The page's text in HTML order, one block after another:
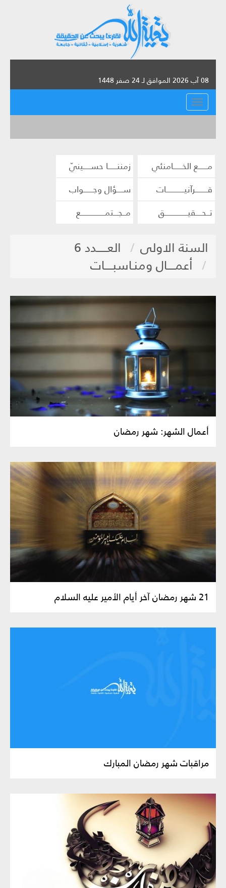
08 آب 2026 الموافق لـ 24 صفر 1448
القائمة
مــــــع الخــــــامنئي
زمننــــــا حســـــينيّ
قــــــــرآنيــــــــــــات
ســــؤال وجــــــواب
تــحــــقيـــــــــــــــق
مــجـــتمــــــــــــــــع
السنة الاولى
العـــــدد 6
أعمــــال ومنـاسبــــات
أعمال الشهر: شهر رمضان
21 شهر رمضان آخر أيام الأمير عليه السلام
مراقبات شهر رمضان المبارك